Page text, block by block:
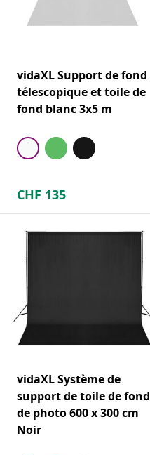
vidaXL Support de fond
télescopique et toile de
fond blanc 3x5 m
CHF 135
vidaXL Système de
support de toile de fond
de photo 600 x 300 cm
Noir